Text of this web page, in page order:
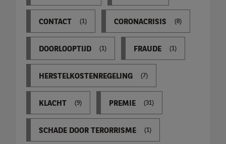
CONTACT (1) CORONACRISIS (8)
DOORLOOPTIJD (1) FRAUDE (1)
HERSTELKOSTENREGELING (7)
KLACHT (9) PREMIE (31)
SCHADE DOOR TERORRISME (1)